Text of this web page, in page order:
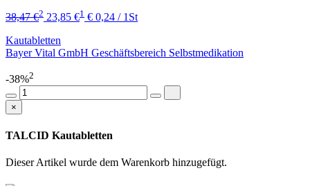
38,47 €2 23,85 €1 € 0,24 / 1St
Kautabletten
Bayer Vital GmbH Geschäftsbereich Selbstmedikation
-38%2
×
TALCID Kautabletten
Dieser Artikel wurde dem Warenkorb hinzugefügt.